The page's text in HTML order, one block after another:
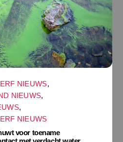
NIEUWS,
NIEUWS,
,
NIEUWS
voor toename